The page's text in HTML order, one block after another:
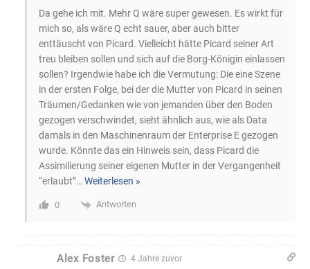
Da gehe ich mit. Mehr Q wäre super gewesen. Es wirkt für
mich so, als wäre Q echt sauer, aber auch bitter
enttäuscht von Picard. Vielleicht hätte Picard seiner Art
treu bleiben sollen und sich auf die Borg-Königin einlassen
sollen? Irgendwie habe ich die Vermutung: Die eine Szene
in der ersten Folge, bei der die Mutter von Picard in seinen
Träumen/Gedanken wie von jemanden über den Boden
gezogen verschwindet, sieht ähnlich aus, wie als Data
damals in den Maschinenraum der Enterprise E gezogen
wurde. Könnte das ein Hinweis sein, dass Picard die
Assimilierung seiner eigenen Mutter in der Vergangenheit
“erlaubt”…Weiterlesen »
0 Antworten
Alex Foster 4 Jahre zuvor